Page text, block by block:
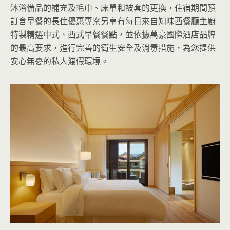
沐浴備品的補充及毛巾、床單和被套的更換，住宿期間預
訂含早餐的長住優惠專案另享有每日來自知味西餐廳主廚
特製精選中式、西式早餐餐點，並依據萬豪國際酒店品牌
的最高要求，進行完善的衛生安全及消毒措施，為您提供
安心無憂的私人渡假環境。